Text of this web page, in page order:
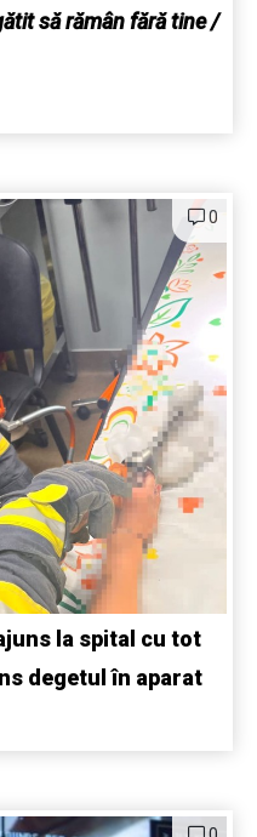
să rămân fără tine /
0
la spital cu tot
degetul în aparat